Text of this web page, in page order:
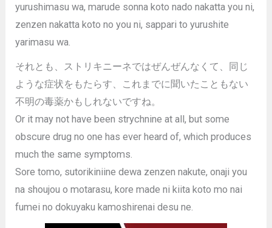
yurushimasu wa, marude sonna koto nado nakatta you ni,
zenzen nakatta koto no you ni, sappari to yurushite
yarimasu wa.
それとも、ストリキニーネではぜんぜんなくて、同じ
ような症状をもたらす、これまでに聞いたこともない
不明の毒薬かもしれないですね。
Or it may not have been strychnine at all, but some
obscure drug no one has ever heard of, which produces
much the same symptoms.
Sore tomo, sutorikiniine dewa zenzen nakute, onaji you
na shoujou o motarasu, kore made ni kiita koto mo nai
fumei no dokuyaku kamoshirenai desu ne.